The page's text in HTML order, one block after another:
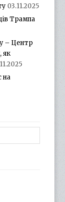
03.11.2025
Трампа
– Центр
як
на